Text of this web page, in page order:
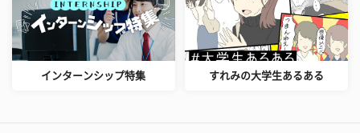
インターンシップ特集 すれみの大学生あるある